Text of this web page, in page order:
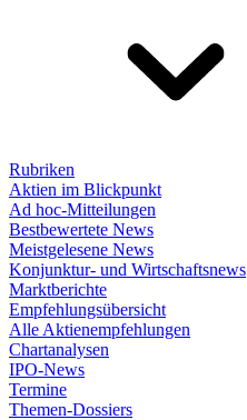
Rubriken
Aktien im Blickpunkt
Ad hoc-Mitteilungen
Bestbewertete News
Meistgelesene News
Konjunktur- und Wirtschaftsnews
Marktberichte
Empfehlungsübersicht
Alle Aktienempfehlungen
Chartanalysen
IPO-News
Termine
Themen-Dossiers